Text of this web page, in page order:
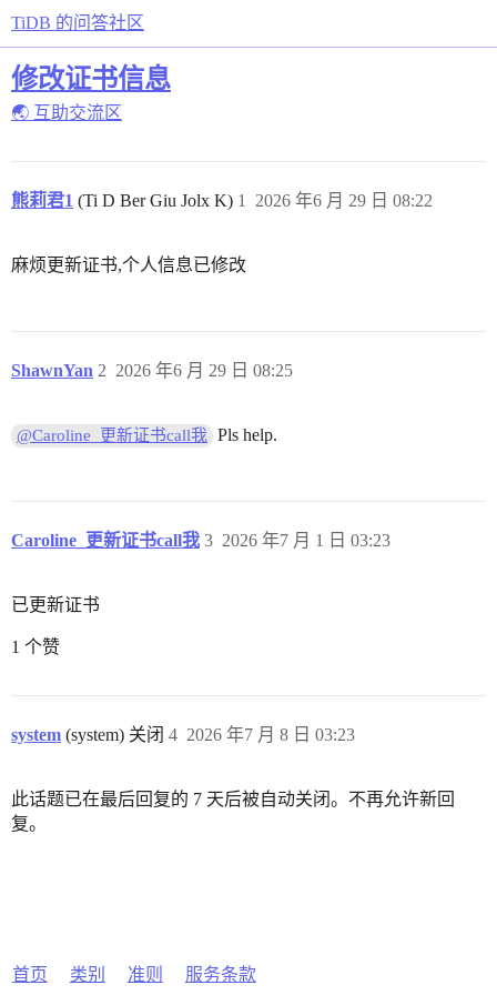
TiDB 的问答社区
修改证书信息
🌏 互助交流区
熊莉君1 (Ti D Ber Giu Jolx K) 2026 年6 月 29 日 08:22
1
麻烦更新证书,个人信息已修改
ShawnYan 2026 年6 月 29 日 08:25
2
@Caroline_更新证书call我 Pls help.
Caroline_更新证书call我 2026 年7 月 1 日 03:23
3
已更新证书
1 个赞
system (system) 关闭 2026 年7 月 8 日 03:23
4
此话题已在最后回复的 7 天后被自动关闭。不再允许新回
复。
首页 类别 准则 服务条款